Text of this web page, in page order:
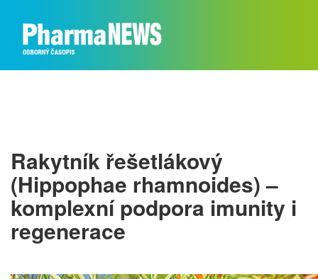
Rakytník řešetlákový
(Hippophae rhamnoides) –
komplexní podpora imunity i
regenerace